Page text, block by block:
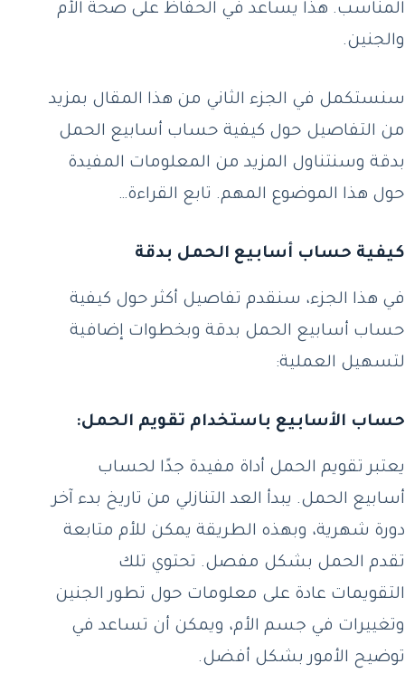
المناسب. هذا يساعد في الحفاظ على صحة الأم
والجنين.
سنستكمل في الجزء الثاني من هذا المقال بمزيد
من التفاصيل حول كيفية حساب أسابيع الحمل
بدقة وسنتناول المزيد من المعلومات المفيدة
حول هذا الموضوع المهم. تابع القراءة…
كيفية حساب أسابيع الحمل بدقة
في هذا الجزء، سنقدم تفاصيل أكثر حول كيفية
حساب أسابيع الحمل بدقة وبخطوات إضافية
لتسهيل العملية:
حساب الأسابيع باستخدام تقويم الحمل:
يعتبر تقويم الحمل أداة مفيدة جدًا لحساب
أسابيع الحمل. يبدأ العد التنازلي من تاريخ بدء آخر
دورة شهرية، وبهذه الطريقة يمكن للأم متابعة
تقدم الحمل بشكل مفصل. تحتوي تلك
التقويمات عادة على معلومات حول تطور الجنين
وتغييرات في جسم الأم، ويمكن أن تساعد في
توضيح الأمور بشكل أفضل.